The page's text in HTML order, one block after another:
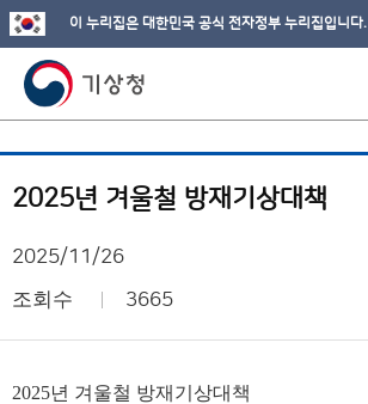
이 누리집은 대한민국 공식 전자정부 누리집입니다.
2025년 겨울철 방재기상대책
2025/11/26
조회수 3665
2025년 겨울철 방재기상대책